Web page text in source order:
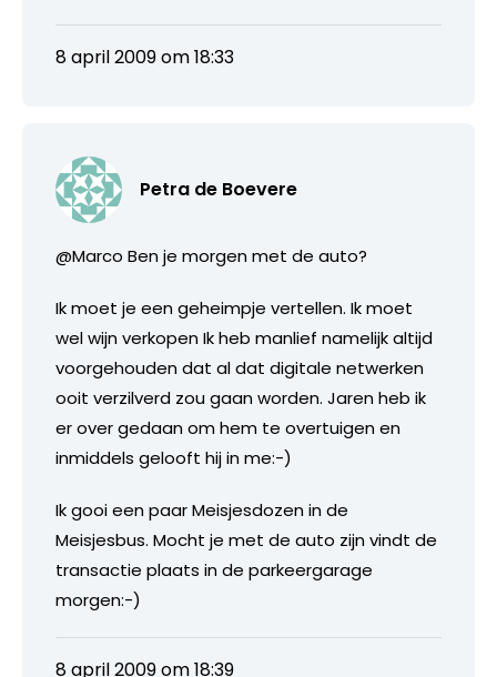
8 april 2009 om 18:33
Petra de Boevere
@Marco Ben je morgen met de auto?
Ik moet je een geheimpje vertellen. Ik moet
wel wijn verkopen Ik heb manlief namelijk altijd
voorgehouden dat al dat digitale netwerken
ooit verzilverd zou gaan worden. Jaren heb ik
er over gedaan om hem te overtuigen en
inmiddels gelooft hij in me:-)
Ik gooi een paar Meisjesdozen in de
Meisjesbus. Mocht je met de auto zijn vindt de
transactie plaats in de parkeergarage
morgen:-)
8 april 2009 om 18:39